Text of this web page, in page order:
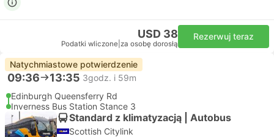
USD 38
Podatki wliczone za osobę dorosłą
Rezerwuj teraz
Natychmiastowe potwierdzenie
09:36 13:35 3godz. i 59m
Edinburgh Queensferry Rd
Inverness Bus Station Stance 3
Standard z klimatyzacją | Autobus
Scottish Citylink